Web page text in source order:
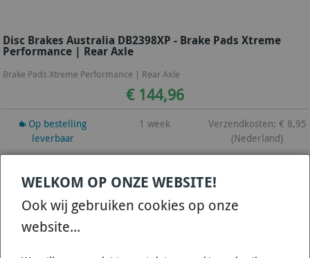
Disc Brakes Australia DB2398XP - Brake Pads Xtreme
Performance | Rear Axle
Brake Pads Xtreme Performance | Rear Axle
€ 144,96
Op bestelling
leverbaar
1 week
Verzendkosten: € 8,95
(Nederland)
WELKOM OP ONZE WEBSITE!
Ook wij gebruiken cookies op onze
website...